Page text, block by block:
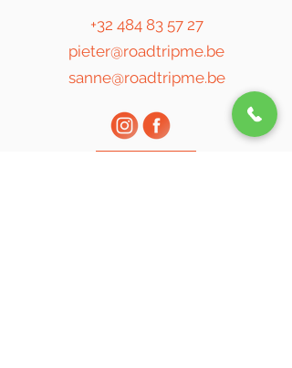
+32 484 83 57 27
pieter@roadtripme.be
sanne@roadtripme.be